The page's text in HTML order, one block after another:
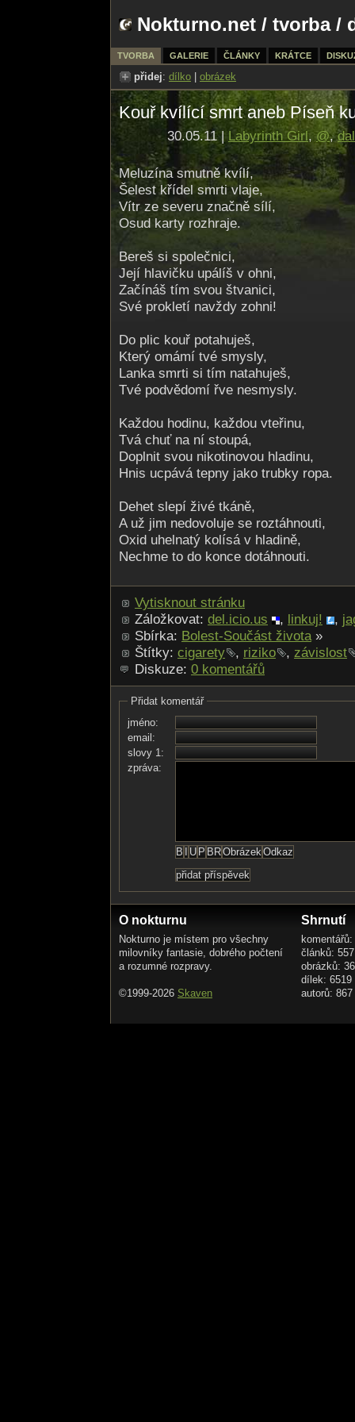
Nokturno.net / tvorba/
TVORBA GALERIE ČLÁNKY KRÁTCE
přidej: dílko obrázek
Kouř kvílící smrt aneb Píseň
30.05.11 | Labyrinth Girl,@,
Meluzína smutně kvílí,
Šelest křídel smrti vlaje,
Vítr ze severu značně sílí,
Osud karty rozhraje.
Bereš si společnici,
Její hlavičku upálíš v ohni,
Začínáš tím svou štvanici,
Své prokletí navždy zohni!
Do plic kouř potahuješ,
Který omámí tvé smysly,
Lanka smrti si tím natahuješ,
Tvé podvědomí řve nesmysly.
Každou hodinu, každou vteřinu,
Tvá chuť na ní stoupá,
Doplnit svou nikotinovou hladinu,
Hnis ucpává tepny jako trubky ropa.
Dehet slepí živé tkáně,
A už jim nedovoluje se roztáhnouti,
Oxid uhelnatý kolísá v hladině,
Nechme to do konce dotáhnouti.
Vytisknout stránku
Záložkovat: del.icio.us , linkuj! ,
Sbírka: Bolest-Součást života»
Štítky: cigarety , riziko , závislost
Diskuze: 0 komentářů
Přidat komentář
jméno:
email:
slovy 1:
zpráva:
O nokturnu
Nokturno je místem pro všechny
milovníky fantasie, dobrého počtení
a rozumné rozpravy.
©1999-2026 Skaven
Shrnutí
článků: 557
obrázků:
dílek: 6519
autorů: 867